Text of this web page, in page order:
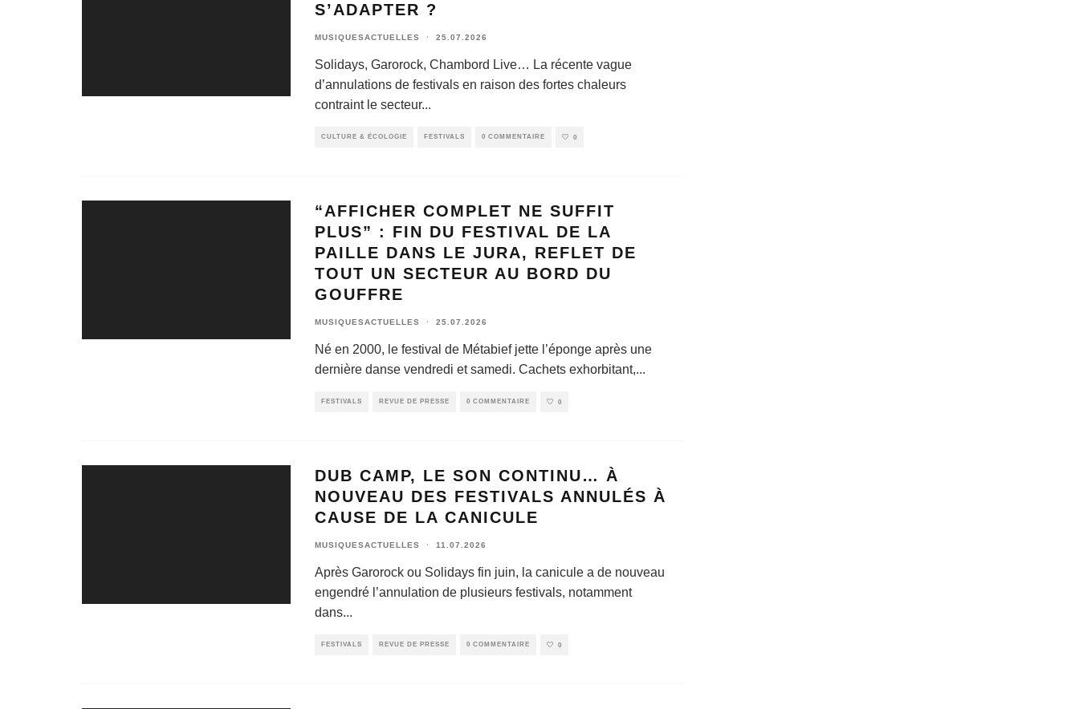
S’ADAPTER ?
MUSIQUESACTUELLES · 25.07.2026
Solidays, Garorock, Chambord Live… La récente vague
d’annulations de festivals en raison des fortes chaleurs
contraint le secteur...
CULTURE & ÉCOLOGIE FESTIVALS 0 COMMENTAIRE 0
“AFFICHER COMPLET NE SUFFIT
PLUS” : FIN DU FESTIVAL DE LA
PAILLE DANS LE JURA, REFLET DE
TOUT UN SECTEUR AU BORD DU
GOUFFRE
MUSIQUESACTUELLES · 25.07.2026
Né en 2000, le festival de Métabief jette l’éponge après une
dernière danse vendredi et samedi. Cachets exhorbitant,...
FESTIVALS REVUE DE PRESSE 0 COMMENTAIRE 0
DUB CAMP, LE SON CONTINU… À
NOUVEAU DES FESTIVALS ANNULÉS À
CAUSE DE LA CANICULE
MUSIQUESACTUELLES · 11.07.2026
Après Garorock ou Solidays fin juin, la canicule a de nouveau
engendré l’annulation de plusieurs festivals, notamment
dans...
FESTIVALS REVUE DE PRESSE 0 COMMENTAIRE 0